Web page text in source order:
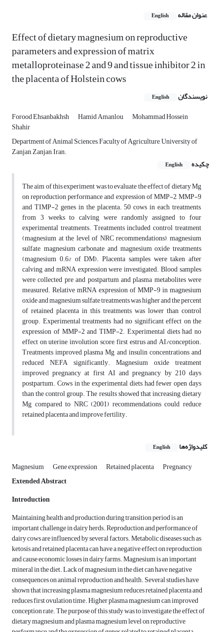
عنوان مقاله English
Effect of dietary magnesium on reproductive
parameters and expression of matrix
metalloproteinase 2 and 9 and tissue inhibitor 2 in
the placenta of Holstein cows
نویسندگان English
Forood Ehsanbakhsh Hamid Amanlou Mohammad Hossein
Shahir
Department of Animal Sciences, Faculty of Agriculture, University of
Zanjan, Zanjan, Iran.
چکیده
English
The aim of this experiment was to evaluate the effect of dietary Mg
on reproduction performance and expression of MMP-2, MMP-9
and TIMP-2 genes in the placenta. 50 cows in each treatments,
from 3 weeks to calving were randomly assigned to four
experimental treatments. Treatments included control treatment
(magnesium at the level of NRC recommendations), magnesium
sulfate, magnesium carbonate and magnesium oxide treatments
(magnesium 0.6% of DM). Placenta samples were taken after
calving and mRNA expression were investigated. Blood samples
were collected pre and postpartum and plasma metabolites were
measured. Relative mRNA expression of MMP-9 in magnesium
oxide and magnesium sulfate treatments was higher and the percent
of retained placenta in this treatments was lower than control
group. Experimental treatments had no significant effect on the
expression of MMP-2 and TIMP-2. Experimental diets had no
effect on uterine involution score, first estrus and AI/conception.
Treatments improved plasma Mg and insulin concentrations and
reduced NEFA significantly. Magnesium oxide treatment
improved pregnancy at first AI and pregnancy by 210 days
postpartum. Cows in the experimental diets had fewer open days
than the control group. The results showed that increasing dietary
Mg compared to NRC (2001) recommendations could reduce
retained placenta and improve fertility.
کلیدواژه‌ها English
Magnesium Gene expression Retained placenta
Pregnancy
Extended Abstract
Introduction
Maintaining health and production during transition period is an
important challenge in dairy herds. Reproduction and performance of
dairy cows are influenced by several factors. Metabolic diseases such as
ketosis and retained placenta can have a negative effect on reproduction
and cause economic losses in dairy farms. Magnesium is an important
mineral in the diet. Lack of magnesium in the diet can have negative
consequences on animal reproduction and health. Several studies have
shown that increasing plasma magnesium reduces retained placenta and
reduces first ovulation time. Higher plasma magnesium can improved
conception rate. The purpose of this study was to investigate the effect of
dietary magnesium and plasma magnesium level on reproductive